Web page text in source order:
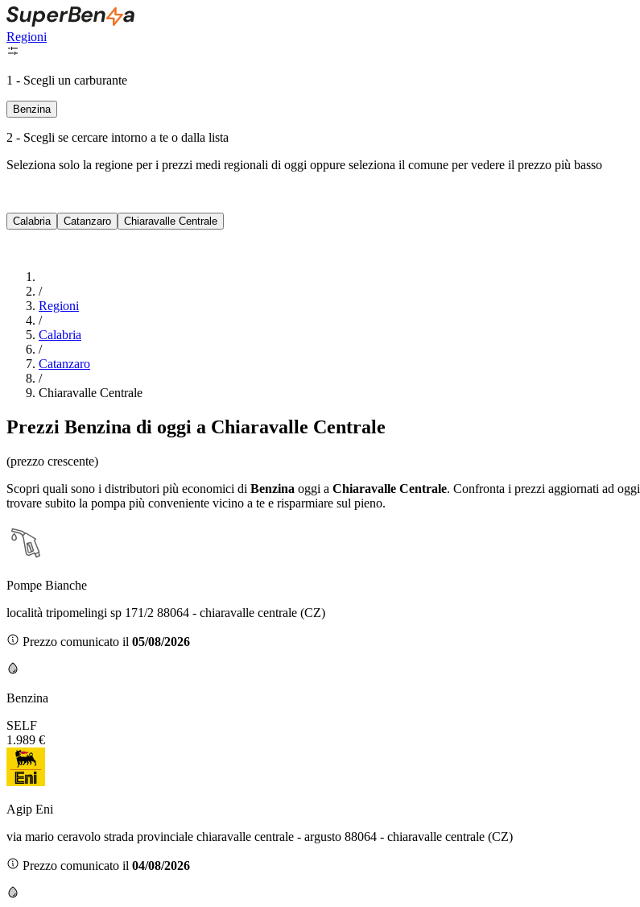
Regioni
1 - Scegli un carburante
Benzina
2 - Scegli se cercare intorno a te o dalla lista
Seleziona solo la regione per i prezzi medi regionali di oggi oppure seleziona il comune per vedere il prezzo più basso
Calabria Catanzaro Chiaravalle Centrale
/
Regioni
/
Calabria
/
Catanzaro
/
Chiaravalle Centrale
Prezzi Benzina di oggi a Chiaravalle Centrale
(prezzo crescente)
Scopri quali sono i distributori più economici di Benzina oggi a Chiaravalle Centrale. Confronta i prezzi aggiornati ad oggi
trovare subito la pompa più conveniente vicino a te e risparmiare sul pieno.
Pompe Bianche
località tripomelingi sp 171/2 88064 - chiaravalle centrale (CZ)
Prezzo comunicato il 05/08/2026
Benzina
SELF
1.989 €
Agip Eni
via mario ceravolo strada provinciale chiaravalle centrale - argusto 88064 - chiaravalle centrale (CZ)
Prezzo comunicato il 04/08/2026